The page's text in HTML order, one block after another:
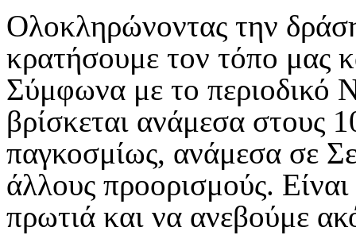
Ολοκληρώνοντας την
κρατήσουμε τον τόπο μας
Σύμφωνα με το περιοδικό
βρίσκεται ανάμεσα στους
παγκοσμίως, ανάμεσα σε
άλλους προορισμούς.
πρωτιά και να ανεβούμε